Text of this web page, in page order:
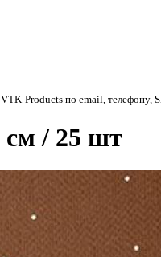
VTK-Products по email, телефону,
см / 25 шт